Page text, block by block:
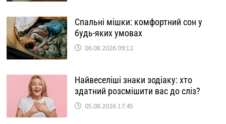
Спальні мішки: комфортний сон у
будь-яких умовах
06.08.2026 09:12
Найвеселіші знаки зодіаку: хто
здатний розсмішити вас до сліз?
05.08.2026 17:45